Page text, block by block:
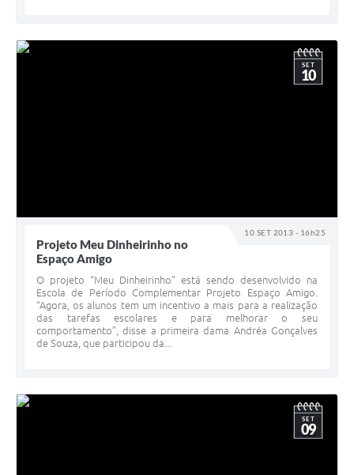
10 SET 2013 - 16h25
SET
10
Projeto Meu Dinheirinho no
Espaço Amigo
O projeto “Meu Dinheirinho” está sendo desenvolvido na
Escola de Período Complementar Projeto Espaço Amigo.
“Agora, os alunos tem um incentivo a mais para a realização
das tarefas escolares e para melhorar o seu
comportamento”, disse a primeira dama Andréa Gonçalves
de Souza, que participou da...
SET
09